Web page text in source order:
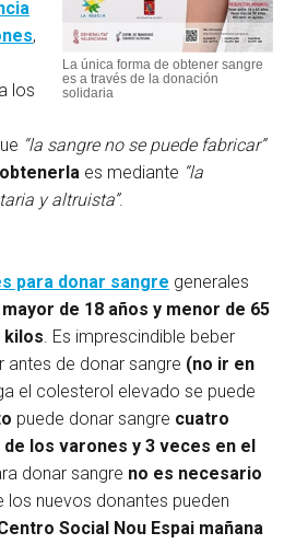
La única forma de obtener sangre
es a través de la donación
solidaria
,
los
“la sangre no se puede fabricar”
es mediante “la
y altruista”.
para donar sangre generales
mayor de 18 años y menor de 65
kilos. Es imprescindible beber
de donar sangre (no ir en
el colesterol elevado se puede
puede donar sangre cuatro
los varones y 3 veces en el
donar sangre no es necesario
los nuevos donantes pueden
Social Nou Espai mañana